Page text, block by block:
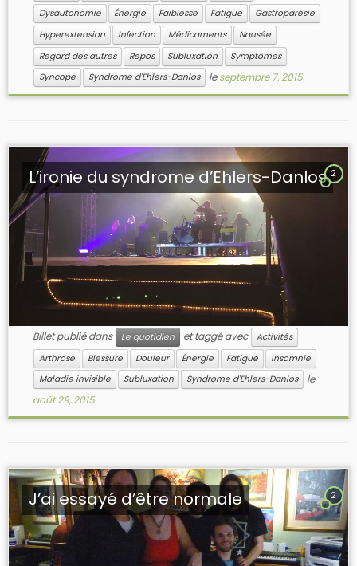
Dysautonomie Énergie Faiblesse Fatigue
Gastroparésie
Hyperextension
Infection Médicaments
Nausée
Regard des autres
Repos Subluxation
Symptômes
Syncope
Syndrome d'Ehlers-Danlos leseptembre 7, 2015
2
L’ironie du syndrome d’Ehlers-Danlos
Billet publié dans Le quotidien et taggé avec
Activités
Arthrose
Blessure Douleur Énergie Fatigue
Insomnie
Maladie invisible
Subluxation Syndrome d'Ehlers-Danlos
le
août 29, 2015
2
J’ai essayé d’être normale